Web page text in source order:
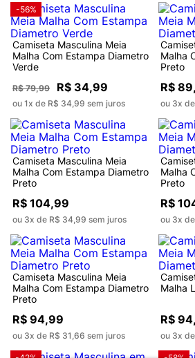
-56%
Camiseta Masculina Meia
Malha Com Estampa Diametro
Verde
R$ 79,99 R$ 34,99
ou 1x de R$ 34,99 sem juros
Malha
Preto
R$
ou 3x
Camiseta Masculina Meia
Malha Com Estampa Diametro
Preto
R$ 104,99
ou 3x de R$ 34,99 sem juros
Malha
Preto
R$
ou 3x
Camiseta Masculina Meia
Malha Com Estampa Diametro
Preto
R$ 94,99
ou 3x de R$ 31,66 sem juros
Malha
R$
ou 3x